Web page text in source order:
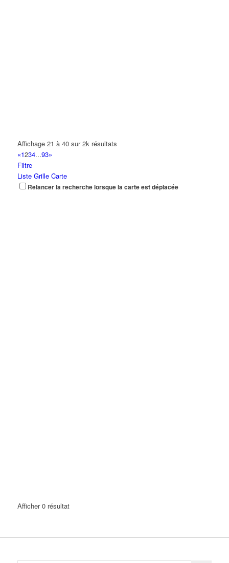
Affichage 21 à 40 sur 2k résultats
«1234...93»
Filtre
Liste Grille Carte
Relancer la recherche lorsque la carte est déplacée
Afficher 0 résultat